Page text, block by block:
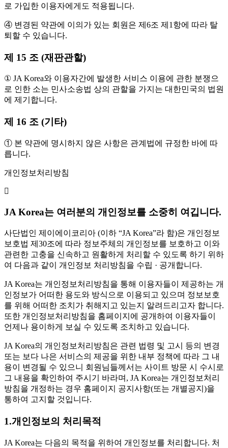
로 가입한 이용자에게도 적용됩니다.
④ 변경된 약관에 이의가 있는 회원은 제6조 제1항에 따라 탈
퇴할 수 있습니다.
제 15 조 (재판관할)
① JA Korea와 이용자간에 발생한 서비스 이용에 관한 분쟁으
로 인한 소는 민사소송법 상의 관할을 가지는 대한민국의 법원
에 제기합니다.
제 16 조 (기타)
① 본 약관에 명시하지 않은 사항은 관계법에 규정한 바에 따
릅니다.
개인정보처리방침
JA Korea는 여러분의 개인정보를 소중히 여깁니다.
사단법인 제이에이코리아 (이하 “JA Korea”라 함)은 개인정보
보호법 제30조에 따라 정보주체의 개인정보를 보호하고 이와
관련한 고충을 신속하고 원활하게 처리할 수 있도록 하기 위하
여 다음과 같이 개인정보 처리방침을 수립 · 공개합니다.
JA Korea는 개인정보처리방침을 통해 이용자들이 제공하는 개
인정보가 어떠한 용도와 방식으로 이용되고 있으며 정보보호
를 위해 어떠한 조치가 취해지고 있는지 알려드리고자 합니다.
또한 개인정보처리방침을 홈페이지에 공개하여 이용자들이
언제나 용이하게 보실 수 있도록 조치하고 있습니다.
JA Korea의 개인정보처리방침은 관련 법령 및 고시 등의 변경
또는 보다 나은 서비스의 제공을 위한 내부 정책에 따라 그 내
용이 변경될 수 있으니 회원님들께서는 사이트 방문 시 수시로
그 내용을 확인하여 주시기 바라며, JA Korea는 개인정보처리
방침을 개정하는 경우 홈페이지 공지사항(또는 개별공지)을
통하여 고지할 것입니다.
1.개인정보의 처리목적
JA Korea는 다음의 목적을 위하여 개인정보를 처리합니다. 처